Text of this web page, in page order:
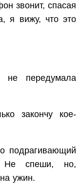
звонит, спасая
я вижу, что это
передумала
закончу кое-
подрагивающий
Не спеши, но,
ужин.